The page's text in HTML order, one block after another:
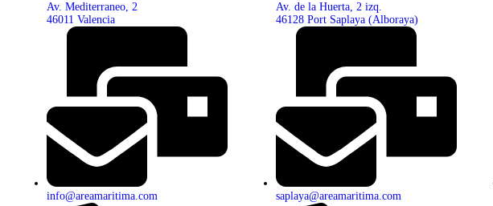
Av. Mediterraneo, 2
46011 Valencia
info@areamaritima.com
Av. de la Huerta, 2 izq.
46128 Port Saplaya (Alboraya)
saplaya@areamaritima.com